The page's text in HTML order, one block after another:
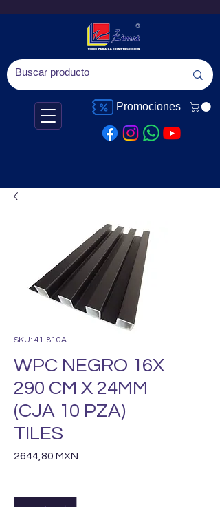
Promociones
SKU: 41-810A
WPC NEGRO 16X
290 CM X 24MM
(CJA 10 PZA)
TILES
2644,80 MXN